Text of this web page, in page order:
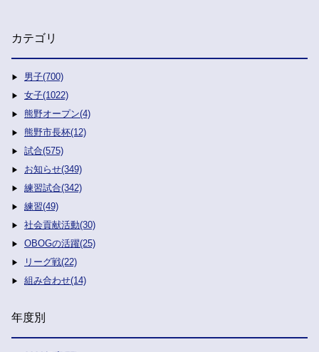
カテゴリ
男子(700)
女子(1022)
熊野オープン(4)
熊野市長杯(12)
試合(575)
お知らせ(349)
練習試合(342)
練習(49)
社会貢献活動(30)
OBOGの活躍(25)
リーグ戦(22)
組み合わせ(14)
年度別